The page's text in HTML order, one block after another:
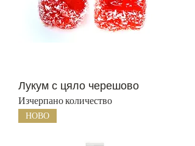
Лукум с цяло черешово
Изчерпано количество
НОВО